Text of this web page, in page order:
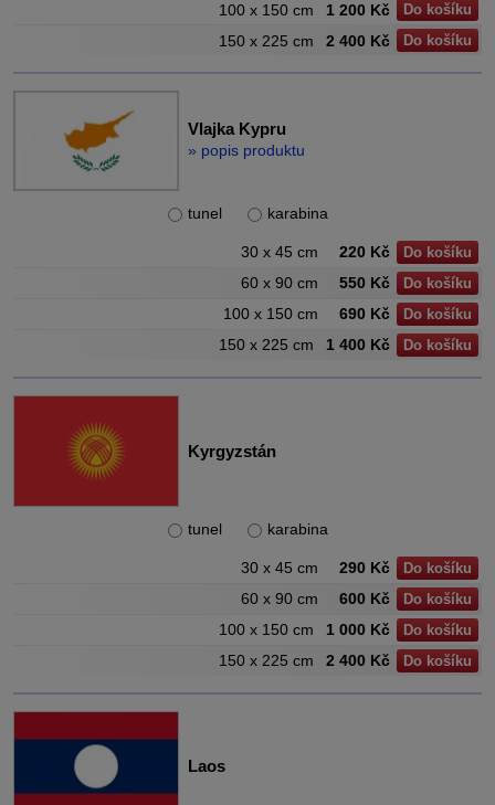
100 x 150 cm 1 200 Kč Do košíku
150 x 225 cm 2 400 Kč Do košíku
Vlajka Kypru
» popis produktu
tunel karabina
30 x 45 cm 220 Kč Do košíku
60 x 90 cm 550 Kč Do košíku
100 x 150 cm 690 Kč Do košíku
150 x 225 cm 1 400 Kč Do košíku
Kyrgyzstán
tunel karabina
30 x 45 cm 290 Kč Do košíku
60 x 90 cm 600 Kč Do košíku
100 x 150 cm 1 000 Kč Do košíku
150 x 225 cm 2 400 Kč Do košíku
Laos